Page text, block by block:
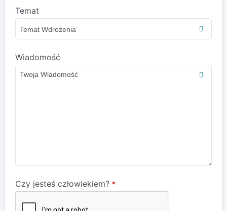
Temat
Wiadomość
Czy jesteś człowiekiem? *